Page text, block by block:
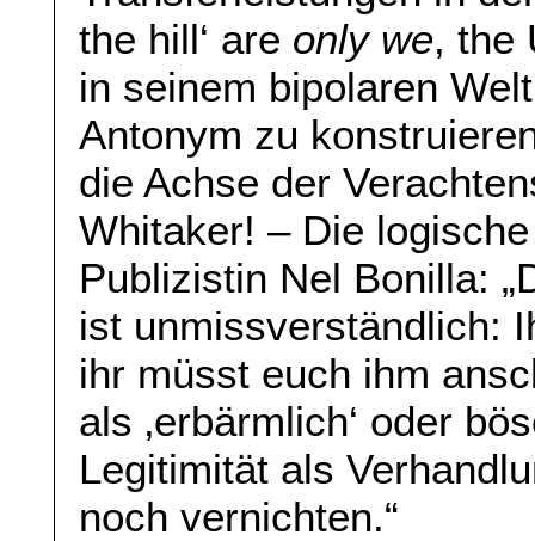
the hill‘ are only we, the
in seinem bipolaren
Antonym zu
die Achse der
Whitaker! – Die
Publizistin Nel Bonilla:
ist unmissverständlich:
ihr müsst euch ihm
als ‚erbärmlich‘ oder
Legitimität als
noch vernichten.“